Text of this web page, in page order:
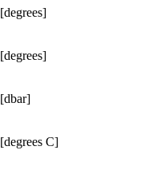
[degrees]
[degrees]
[dbar]
[degrees C]